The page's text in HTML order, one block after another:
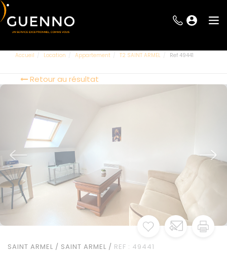
Accueil Location Appartement T2 SAINT ARMEL Ref 49441
Retour au résultat
SAINT ARMEL / SAINT ARMEL / REF : 49441